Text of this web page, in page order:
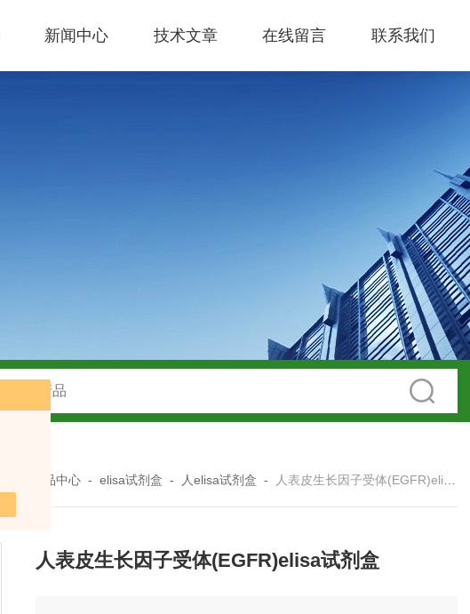
新闻中心 技术文章 在线留言 联系我们
产品中心 -elisa试剂盒 - 人elisa试剂盒 - 人表皮生长因子受体(EGFR)elisa试剂盒
人表皮生长因子受体(EGFR)elisa试剂盒